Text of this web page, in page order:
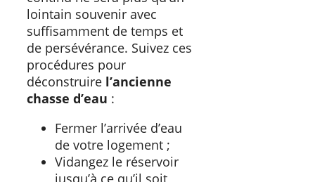
lointain souvenir avec
suffisamment de temps et
de persévérance. Suivez ces
procédures pour
déconstruire l’ancienne
chasse d’eau :
Fermer l’arrivée d’eau
de votre logement ;
Vidangez le réservoir
jusqu’à ce qu’il soit